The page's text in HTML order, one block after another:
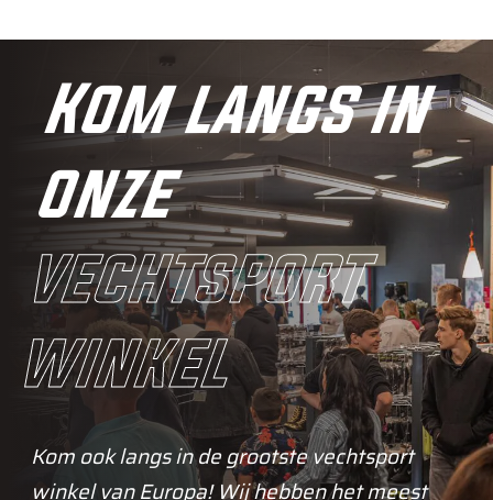
Kom langs in
onze
vechtsport
winkel
Kom ook langs in de grootste vechtsport
winkel van Europa! Wij hebben het meest